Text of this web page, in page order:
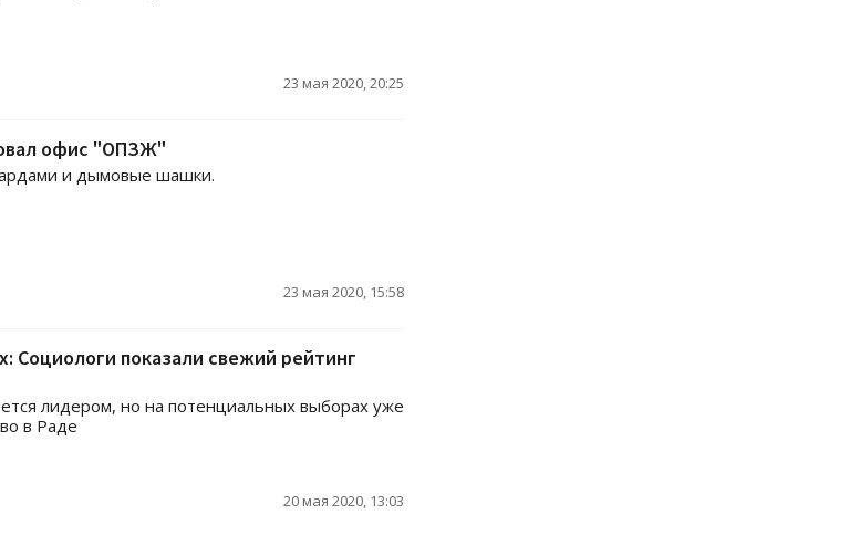
23 мая 2020, 20:25
офис "ОПЗЖ"
и дымовые шашки.
23 мая 2020, 15:58
Социологи показали свежий рейтинг
лидером, но на потенциальных выборах уже
в Раде
20 мая 2020, 13:03